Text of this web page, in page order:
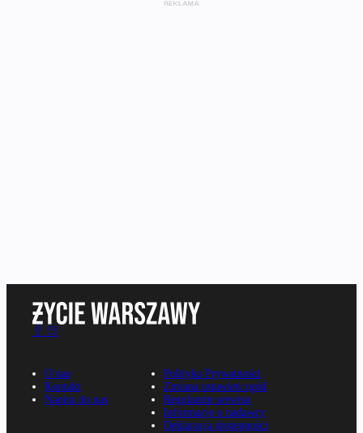
O nas
Kontakt
Napisz do nas
Polityka Prywatności
Zmiana ustawień zgód
Regulamin serwisu
Informacje o nadawcy
Deklaracja dostępności